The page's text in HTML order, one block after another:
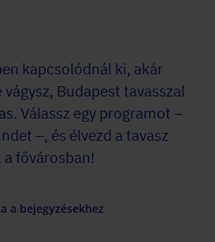
kapcsolódnál ki, akár
Budapest tavasszal
Válassz egy programot –
–, és élvezd a tavasz
fővárosban!
a bejegyzésekhez